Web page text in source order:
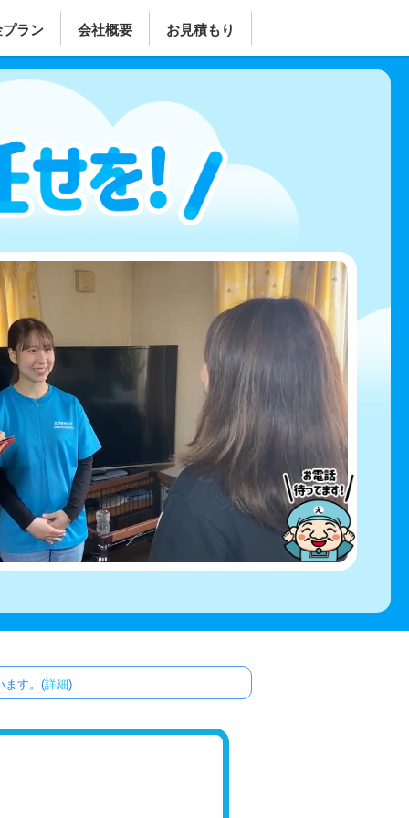
ラン 会社概要 お見積もり
ます。(詳細)